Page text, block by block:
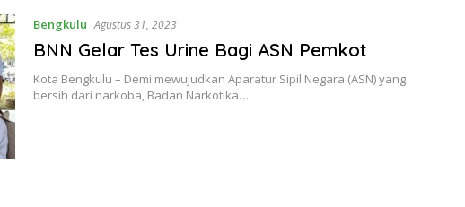
Bengkulu Agustus 31, 2023
BNN Gelar Tes Urine Bagi ASN Pemkot
Kota Bengkulu – Demi mewujudkan Aparatur Sipil Negara (ASN) yang
bersih dari narkoba, Badan Narkotika…